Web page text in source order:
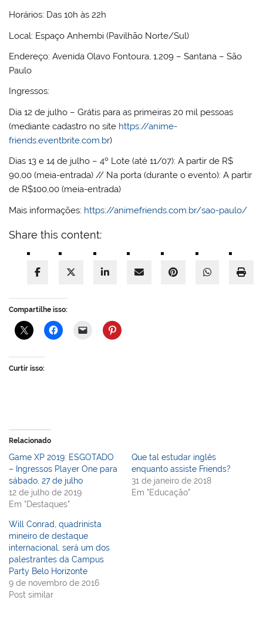
Horários: Das 10h às 22h
Local: Espaço Anhembi (Pavilhão Norte/Sul)
Endereço: Avenida Olavo Fontoura, 1.209 – Santana – São
Paulo
Ingressos:
Dia 12 de julho – Grátis para as primeiras 20 mil pessoas
(mediante cadastro no site https://anime-
friends.eventbrite.com.br)
Dias 13 e 14 de julho – 4º Lote (até 11/07): A partir de R$
90,00 (meia-entrada) // Na porta (durante o evento): A partir
de R$100,00 (meia-entrada)
Mais informações: https://animefriends.com.br/sao-paulo/
Share this content:
Compartilhe isso:
Curtir isso:
Relacionado
Game XP 2019: ESGOTADO
– Ingressos Player One para
sábado, 27 de julho
12 de julho de 2019
Em "Destaques"
Que tal estudar inglês
enquanto assiste Friends?
31 de janeiro de 2018
Em "Educação"
Will Conrad, quadrinista
mineiro de destaque
internacional, será um dos
palestrantes da Campus
Party Belo Horizonte
9 de novembro de 2016
Post similar